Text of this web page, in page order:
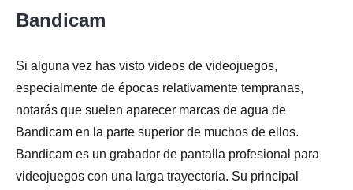
Bandicam
Si alguna vez has visto videos de videojuegos,
especialmente de épocas relativamente tempranas,
notarás que suelen aparecer marcas de agua de
Bandicam en la parte superior de muchos de ellos.
Bandicam es un grabador de pantalla profesional para
videojuegos con una larga trayectoria. Su principal